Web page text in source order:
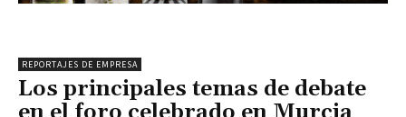
REPORTAJES DE EMPRESA
Los principales temas de debate